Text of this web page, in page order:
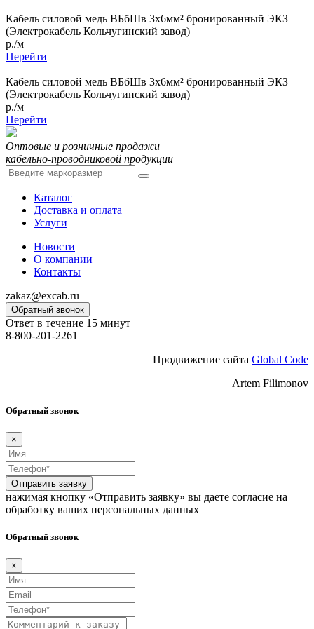
Кабель силовой медь ВБбШв 3x6мм² бронированный ЭКЗ
(Электрокабель Кольчугинский завод)
р./м
Перейти
Кабель силовой медь ВБбШв 3x6мм² бронированный ЭКЗ
(Электрокабель Кольчугинский завод)
р./м
Перейти
Оптовые и розничные продажи
кабельно-проводниковой продукции
Каталог
Доставка и оплата
Услуги
Новости
О компании
Контакты
zakaz@excab.ru
Обратный звонок
Ответ в течение 15 минут
8-800-201-2261
Продвижение сайта Global Code
Artem Filimonov
Обратный звонок
×
Отправить заявку
нажимая кнопку «Отправить заявку» вы даете согласие на
обработку ваших персональных данных
Обратный звонок
×